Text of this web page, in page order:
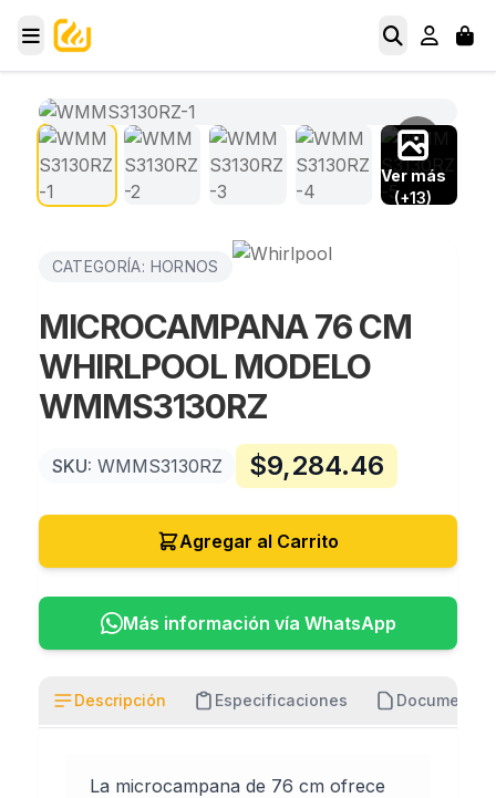
Ver más
(+13)
CATEGORÍA: HORNOS
MICROCAMPANA 76 CM
WHIRLPOOL MODELO
WMMS3130RZ
SKU: WMMS3130RZ $9,284.46
Agregar al Carrito
Más información vía WhatsApp
Descripción Especificaciones Documentos
La microcampana de 76 cm ofrece